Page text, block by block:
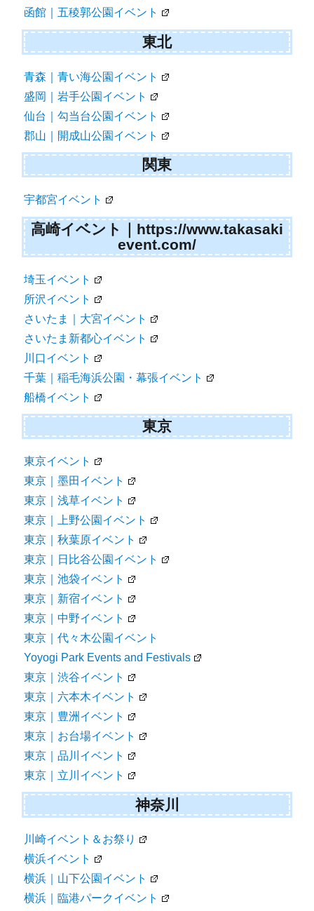
函館｜五稜郭公園イベント
東北
青森｜青い海公園イベント
盛岡｜岩手公園イベント
仙台｜勾当台公園イベント
郡山｜開成山公園イベント
関東
宇都宮イベント
高崎イベント｜https://www.takasaki
event.com/
埼玉イベント
所沢イベント
さいたま｜大宮イベント
さいたま新都心イベント
川口イベント
千葉｜稲毛海浜公園・幕張イベント
船橋イベント
東京
東京イベント
東京｜墨田イベント
東京｜浅草イベント
東京｜上野公園イベント
東京｜秋葉原イベント
東京｜日比谷公園イベント
東京｜池袋イベント
東京｜新宿イベント
東京｜中野イベント
東京｜代々木公園イベント
Yoyogi Park Events and Festivals
東京｜渋谷イベント
東京｜六本木イベント
東京｜豊洲イベント
東京｜お台場イベント
東京｜品川イベント
東京｜立川イベント
神奈川
川崎イベント＆お祭り
横浜イベント
横浜｜山下公園イベント
横浜｜臨港パークイベント